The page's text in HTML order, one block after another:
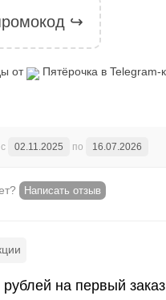
↪
от Пятёрочка в Telegram-
02.11.2025 по 16.07.2026
Написать отзыв
на первый заказ